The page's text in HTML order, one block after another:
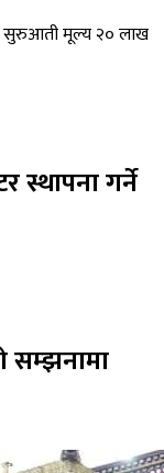
स्थापना गर्ने
सम्झनामा